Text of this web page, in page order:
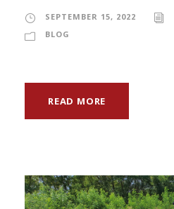
SEPTEMBER 15, 2022
BLOG
READ MORE